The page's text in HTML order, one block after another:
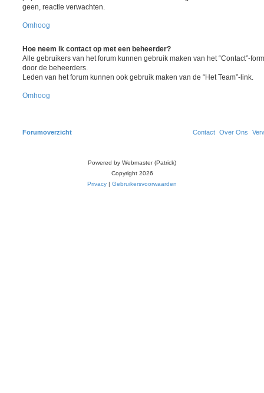
geen, reactie verwachten.
Omhoog
Hoe neem ik contact op met een beheerder?
Alle gebruikers van het forum kunnen gebruik maken van het “Contact”-
door de beheerders.
Leden van het forum kunnen ook gebruik maken van de “Het Team”-link.
Omhoog
Forumoverzicht Over Ons
Contact
Powered by Webmaster (Patrick)
Copyright 2026
Privacy | Gebruikersvoorwaarden